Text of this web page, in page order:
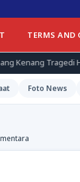
TERMS
Seruan
Foto News